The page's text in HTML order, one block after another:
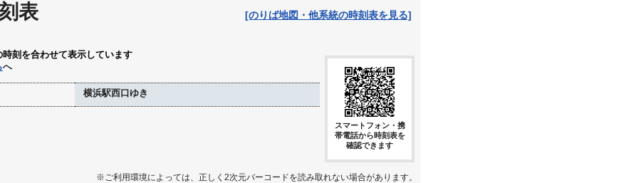
表 [のりば地図・他系統の時刻表を見る]
刻を合わせて表示しています
へ
横浜駅西口ゆき
スマートフォン・携
帯電話から時刻表を
確認できます
※ご利用環境によっては、正しく2次元バーコードを読み取れない場合があります。